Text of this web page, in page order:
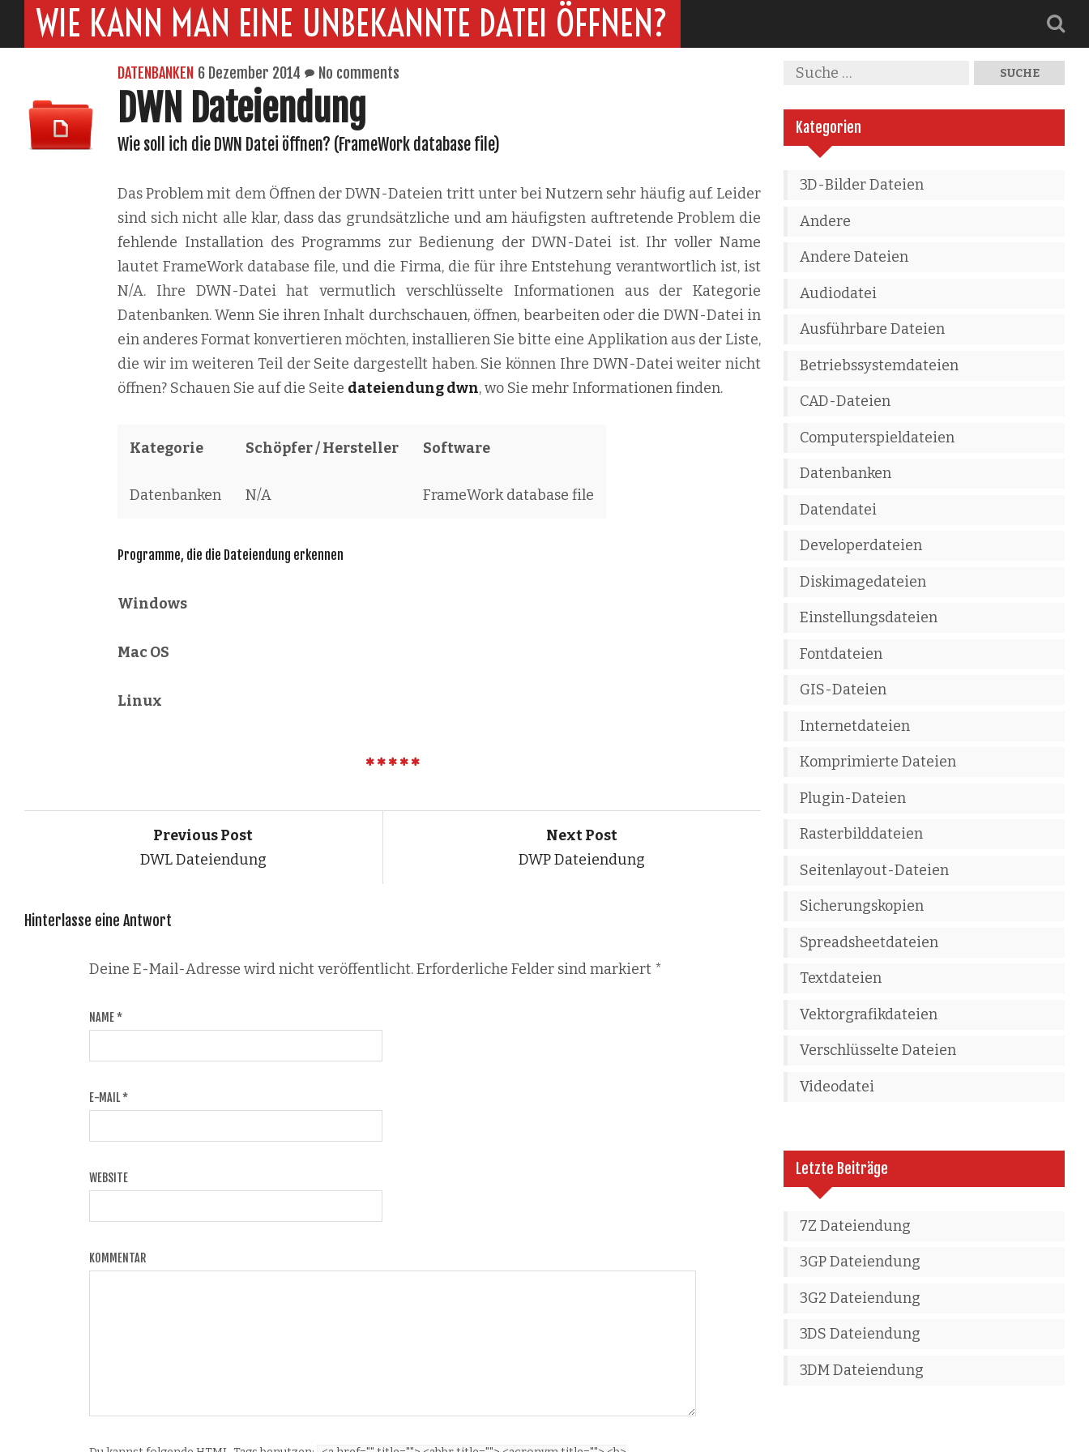
WIE KANN MAN EINE UNBEKANNTE DATEI ÖFFNEN?
DATENBANKEN 6 Dezember 2014 No comments
DWN Dateiendung
Wie soll ich die DWN Datei öffnen? (FrameWork database file)
Das Problem mit dem Öffnen der DWN-Dateien tritt unter bei Nutzern sehr häufig auf. Leider
sind sich nicht alle klar, dass das grundsätzliche und am häufigsten auftretende Problem die
fehlende Installation des Programms zur Bedienung der DWN-Datei ist. Ihr voller Name
lautet FrameWork database file, und die Firma, die für ihre Entstehung verantwortlich ist, ist
N/A. Ihre DWN-Datei hat vermutlich verschlüsselte Informationen aus der Kategorie
Datenbanken. Wenn Sie ihren Inhalt durchschauen, öffnen, bearbeiten oder die DWN-Datei in
ein anderes Format konvertieren möchten, installieren Sie bitte eine Applikation aus der Liste,
die wir im weiteren Teil der Seite dargestellt haben. Sie können Ihre DWN-Datei weiter nicht
öffnen? Schauen Sie auf die Seite dateiendung dwn, wo Sie mehr Informationen finden.
Kategorie Schöpfer / Hersteller Software
Datenbanken N/A FrameWork database file
Programme, die die Dateiendung erkennen
Windows
Mac OS
Linux
Previous Post
DWL Dateiendung
Next Post
DWP Dateiendung
Hinterlasse eine Antwort
Deine E-Mail-Adresse wird nicht veröffentlicht. Erforderliche Felder sind markiert *
NAME*
E-MAIL*
WEBSITE
KOMMENTAR
Kategorien
3D-Bilder Dateien
Andere
Andere Dateien
Audiodatei
Ausführbare Dateien
Betriebssystemdateien
CAD-Dateien
Computerspieldateien
Datenbanken
Datendatei
Developerdateien
Diskimagedateien
Einstellungsdateien
Fontdateien
GIS-Dateien
Internetdateien
Komprimierte Dateien
Plugin-Dateien
Rasterbilddateien
Seitenlayout-Dateien
Sicherungskopien
Spreadsheetdateien
Textdateien
Vektorgrafikdateien
Verschlüsselte Dateien
Videodatei
Letzte Beiträge
7Z Dateiendung
3GP Dateiendung
3G2 Dateiendung
3DS Dateiendung
3DM Dateiendung